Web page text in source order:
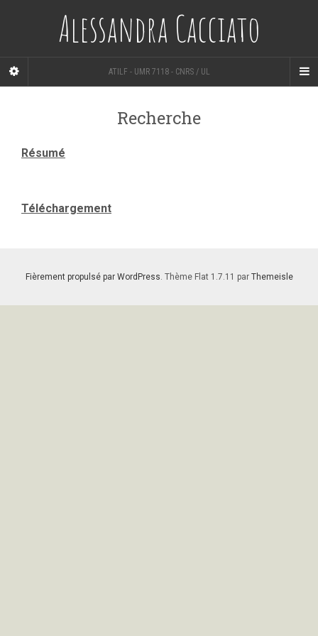
Alessandra Cacciato
ATILF - UMR 7118 - CNRS / UL
Recherche
Résumé
Téléchargement
Fièrement propulsé par WordPress. Thème Flat 1.7.11 par Themeisle